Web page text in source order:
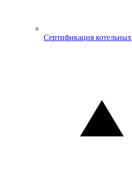
Сертификация котельных